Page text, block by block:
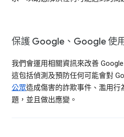
保護 Google、Google 使
我們會運用相關資訊來改善
這包括偵測及預防任何可能會對
公眾造成傷害的詐欺事件、濫用行
題，並且做出應變。